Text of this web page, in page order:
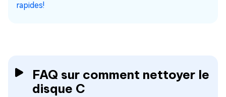
rapides!
FAQ sur comment nettoyer le
disque C